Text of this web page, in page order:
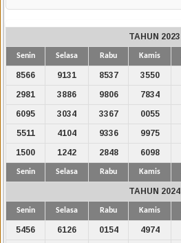
TAHUN 2023
Senin Selasa Rabu Kamis
8566 9131 8537 3550
2981
3886 9806 7834
6095
3034 3367 0055
5511
4104 9336 9975
1500
1242 2848 6098
Senin Selasa Rabu Kamis
TAHUN 2024
Senin Selasa Rabu Kamis
5456 6126 0154 4974